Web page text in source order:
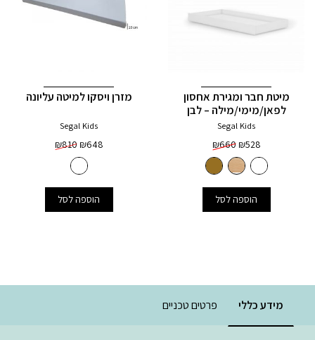
מיטת חבר ומגירת אחסון
לפאן/מימי/מילה – לבן
Segal Kids
₪528
₪660
הוספה לסל
מזרן ויסקו למיטה עליונה
Segal Kids
₪648
₪810
הוספה לסל
מידע כללי פרטים טכניים